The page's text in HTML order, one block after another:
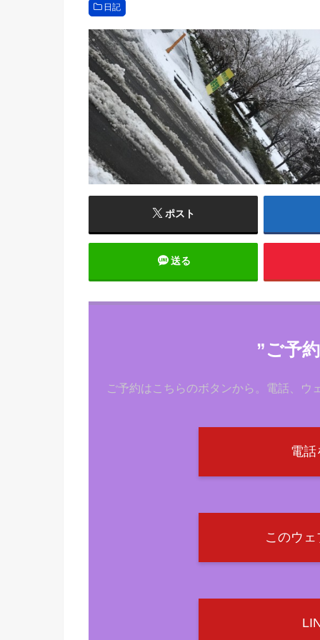
日記
ポスト
送る
”ご予
ご予約はこちらのボタンから。電話、ウ
電話
このウ